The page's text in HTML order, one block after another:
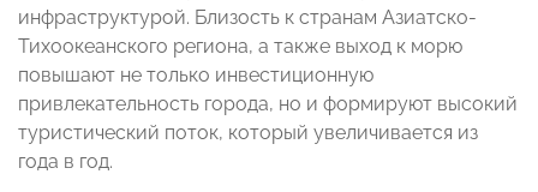
инфраструктурой. Близость к странам Азиатско-
Тихоокеанского региона, а также выход к морю
повышают не только инвестиционную
привлекательность города, но и формируют высокий
туристический поток, который увеличивается из
года в год.